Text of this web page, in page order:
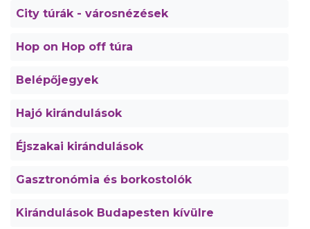
City túrák - városnézések
Hop on Hop off túra
Belépőjegyek
Hajó kirándulások
Éjszakai kirándulások
Gasztronómia és borkostolók
Kirándulások Budapesten kívülre